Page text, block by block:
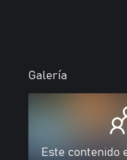
Galería
Este contenido